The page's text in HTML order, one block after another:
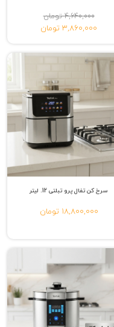
4,640,000 تومان
3,860,000 تومان
سرخ کن تفال پرو تبلتی 12. لیتر
18,800,000 تومان